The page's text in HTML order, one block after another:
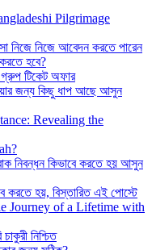
Pilgrimage
নিজে নিজে আবেদন করতে পারেন
হবে?
গ্রুপ টিকেট অফার
জন্য কিছু ধাপ আছে আসুন
Revealing the
নিবন্ধন কিভাবে করতে হয় আসুন
করতে হয়, বিস্তারিত এই পোস্টে
Journey of a Lifetime with
নিশ্চিত